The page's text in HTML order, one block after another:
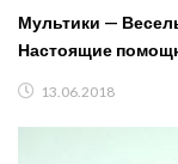
Мультики —
Настоящие
13.06.2018